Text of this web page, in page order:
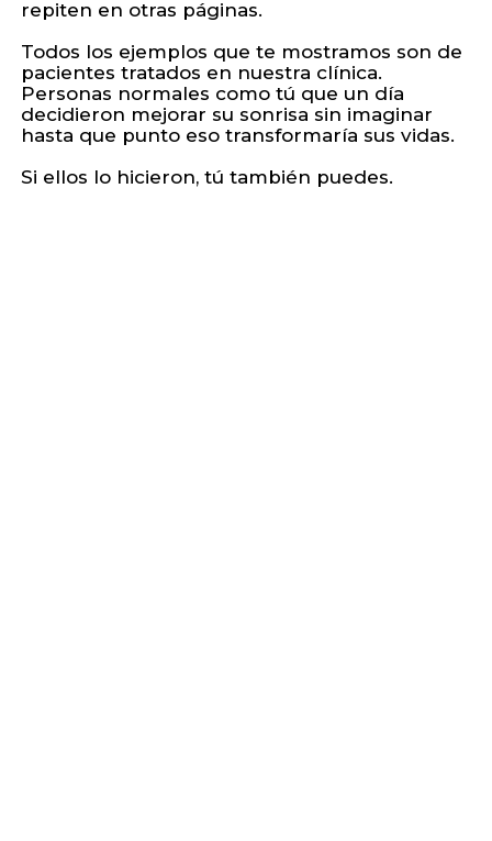
Ver
casos
repiten en otras páginas.
Todos los ejemplos que te mostramos son de
pacientes tratados en nuestra clínica.
Personas normales como tú que un día
decidieron mejorar su sonrisa sin imaginar
hasta que punto eso transformaría sus vidas.
Si ellos lo hicieron, tú también puedes.